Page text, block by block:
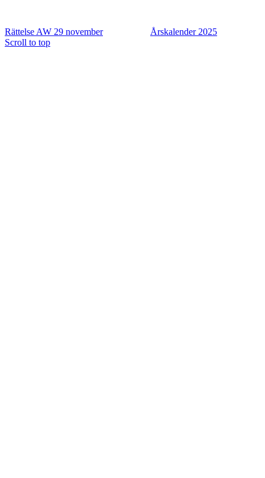
Rättelse AW 29 november
Årskalender 2025
Scroll to top